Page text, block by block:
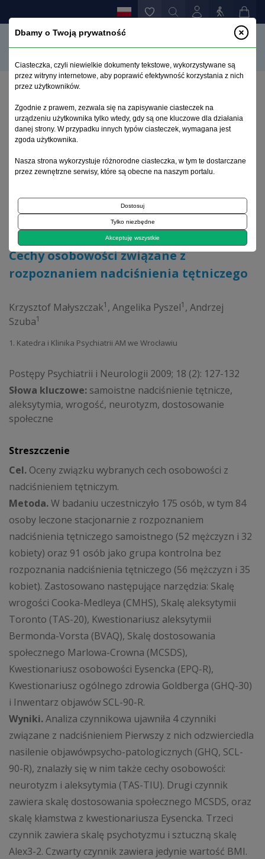
Cechy osobowości związane z rozpoznaniem
nadciśnienia tętniczego
Archiwum 1992–2014
2009, tom 18, zeszyt 2
Artykuł oryginalny
Cechy osobowości związane z
rozpoznaniem nadciśnienia tętniczego
Krzysztof Małyszczak1 , Angelika Pyszel1 , Andrzej
Szuba1
1. Katedra i Klinika Psychiatrii AM we Wrocławiu
Postępy Psychiatrii i Neurologii 2009; 18 (2): 127-132
Słowa kluczowe: samoistne nadciśnienie tętnicze,
aleksytymia, wrogość, neurotyzm, dostosowanie
społeczne
Streszczenie
Cel. Oceny związku wybranych cech osobowości z
nadciśnieniem tętniczym.
Metoda.W badaniu uczestniczyło 175 osób, w tym 84
osoby leczone stacjonarnie z rozpoznaniem
nadciśnienia tętniczego samoistnego (52 mężczyzn i 32
kobiety) oraz 91 osób jako grupa kontrolna bez
rozpoznania nadciśnienia tętniczego (56 mężczyzn i 35
kobiet). Zastosowano następujące narzędzia: Skalę
wrogości Cooka-Medleya (CMHS), Skalę aleksytymii
Toronto (TAS-20), Kwestionariusz aleksytymii
Bermonda-Vorsta (BVAQ), Skalę dostosowania
społecznego Marlowa-Crowna (MCSDS),
Kwestionariusz osobowości Eysencka (EPQ-R),
Kwestionariusz ogólnego zdrowia Goldberga (GHQ-30)
i Inwentarz objawów SCL-90-R.
Wyniki.Analiza czynnikowa ujawniła 4 czynniki
związane z nadciśnieniem Pierwszy z nich odzwierciedla
nasilenie objawówpsycho-patologicznych (GHQ, SCL-
90-R), znalazły się w nim także cechy osobowości:
neurotyzm i aleksytymia (TAS-TIU). Drugi czynnik
zawiera skalę dostosowania społecznego MCSDS, oraz
skalę kłamstwa z kwestionariusza Eysencka. Trzeci
czynnik zawiera skalę psychotyzmu i sztuczną skalę
Alex3-2. Czwarty czynnik zawiera jedynie wartość BMI.
Dbamy o Twoją prywatność
Ciasteczka, czyli niewielkie dokumenty tekstowe, wykorzystywane są
przez witryny internetowe, aby poprawić efektywność korzystania z nich
przez użytkowników.
Zgodnie z prawem, zezwala się na zapisywanie ciasteczek na
urządzeniu użytkownika tylko wtedy, gdy są one kluczowe dla działania
danej strony. W przypadku innych typów ciasteczek, wymagana jest
zgoda użytkownika.
Nasza strona wykorzystuje różnorodne ciasteczka, w tym te dostarczane
przez zewnętrzne serwisy, które są obecne na naszym portalu.
Dostosuj
Tylko niezbędne
Akceptuję wszystkie